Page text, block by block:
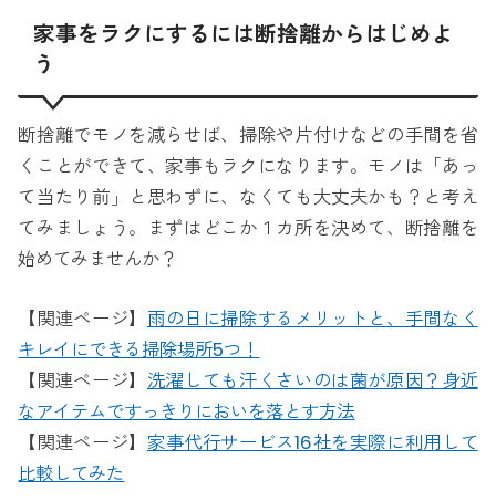
家事をラクにするには断捨離からはじめよ
う
断捨離でモノを減らせば、掃除や片付けなどの手間を省
くことができて、家事もラクになります。モノは「あっ
て当たり前」と思わずに、なくても大丈夫かも？と考え
てみましょう。まずはどこか１カ所を決めて、断捨離を
始めてみませんか？
【関連ページ】 雨の日に掃除するメリットと、手間なく
キレイにできる掃除場所5つ！
【関連ページ】 洗濯しても汗くさいのは菌が原因？身近
なアイテムですっきりにおいを落とす方法
【関連ページ】 家事代行サービス16社を実際に利用して
比較してみた